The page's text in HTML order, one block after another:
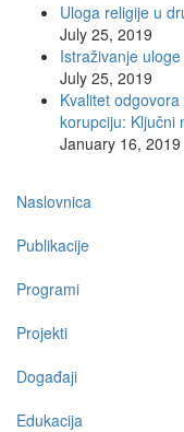
Uloga religije u
July 25, 2019
Istraživanje
July 25, 2019
Kvalitet
korupciju: Ključni
January 16, 2019
Main
navigation
Naslovnica
Publikacije
Programi
Projekti
Događaji
Edukacija